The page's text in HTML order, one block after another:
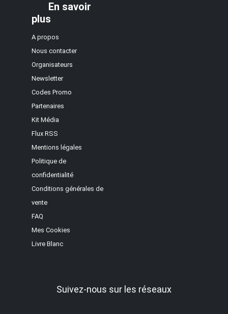
En savoir
plus
A propos
Nous contacter
Organisateurs
Newsletter
Codes Promo
Partenaires
Kit Média
Flux RSS
Mentions légales
Politique de
confidentialité
Conditions générales de
vente
FAQ
Mes Cookies
Livre Blanc
Suivez-nous sur les réseaux